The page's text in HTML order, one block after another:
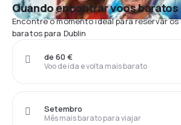
Quando encontrar voos baratos
Encontre o momento ideal para reservar
baratos para Dublin
Voo de ida e volta mais barato
de 60 €
Mês mais barato para viajar
Setembro